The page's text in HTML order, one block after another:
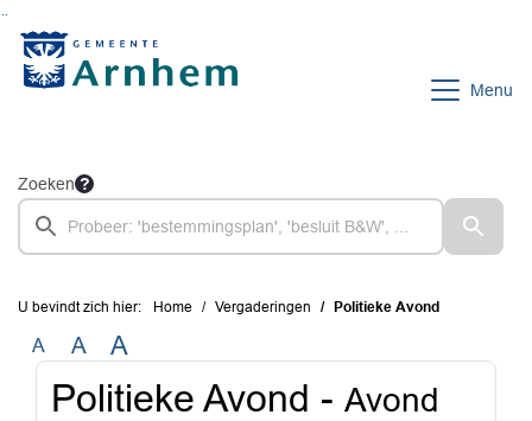
Menu
Zoeken
U bevindt zich hier: Home Vergaderingen Politieke Avond
A A A
Politieke Avond - Avond